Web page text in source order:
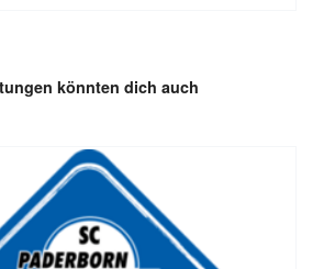
könnten dich auch